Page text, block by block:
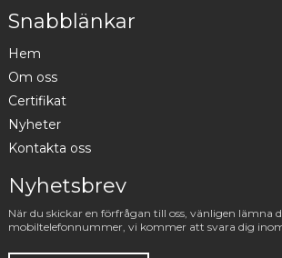
Snabblänkar
Hem
Om oss
Certifikat
Nyheter
Kontakta oss
Nyhetsbrev
När du skickar en förfrågan till oss, vänligen lämna
mobiltelefonnummer, vi kommer att svara dig